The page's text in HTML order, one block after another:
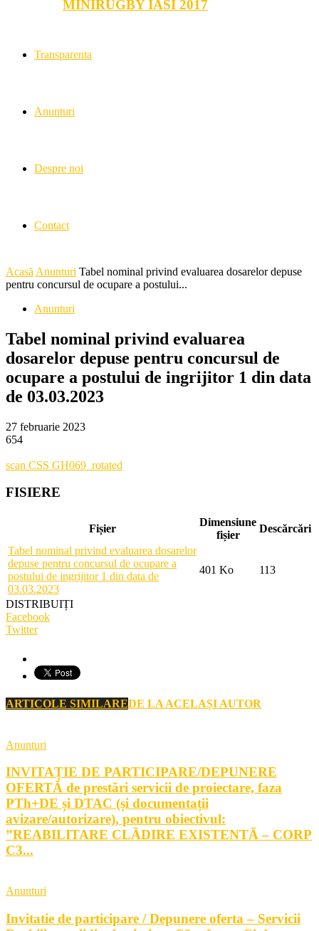
MINIRUGBY IASI 2017
Transparenta
Anunturi
Despre noi
Contact
Acasă Anunturi Tabel nominal privind evaluarea dosarelor depuse
pentru concursul de ocupare a postului...
Anunturi
Tabel nominal privind evaluarea
dosarelor depuse pentru concursul de
ocupare a postului de ingrijitor 1 din data
de 03.03.2023
27 februarie 2023
654
scan CSS GH069_rotated
FISIERE
Fișier
Dimensiune
fișier
Descărcări
Tabel nominal privind evaluarea dosarelor
depuse pentru concursul de ocupare a
postului de ingrijitor 1 din data de
03.03.2023
401 Ko 113
DISTRIBUIȚI
Facebook
Twitter
ARTICOLE SIMILAREDE LA ACELAȘI AUTOR
Anunturi
INVITAȚIE DE PARTICIPARE/DEPUNERE
OFERTĂ de prestări servicii de proiectare, faza
PTh+DE și DTAC (și documentații
avizare/autorizare), pentru obiectivul:
”REABILITARE CLĂDIRE EXISTENTĂ – CORP
C3...
Anunturi
Invitatie de participare / Depunere oferta – Servicii